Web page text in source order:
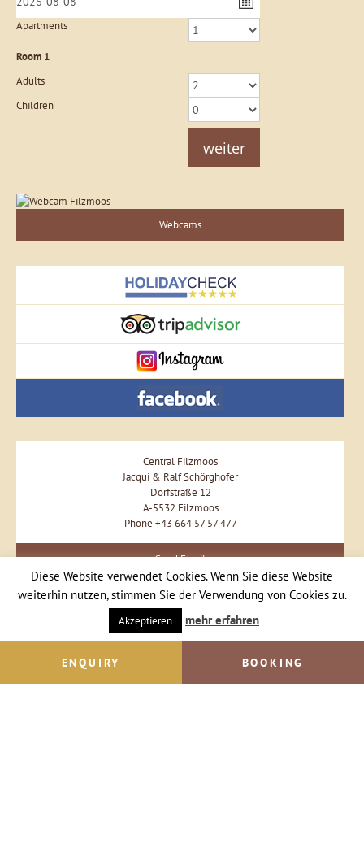
ENQUIRY BOOKING
Apartments
Room 1
Adults
Children
weiter
Webcams
Central Filzmoos
Jacqui & Ralf Schörghofer
Dorfstraße 12
A-5532 Filzmoos
Phone +43 664 57 57 477
Send Email
Diese Website verwendet Cookies. Wenn Sie diese Website
weiterhin nutzen, stimmen Sie der Verwendung von Cookies zu.
Akzeptieren mehr erfahren